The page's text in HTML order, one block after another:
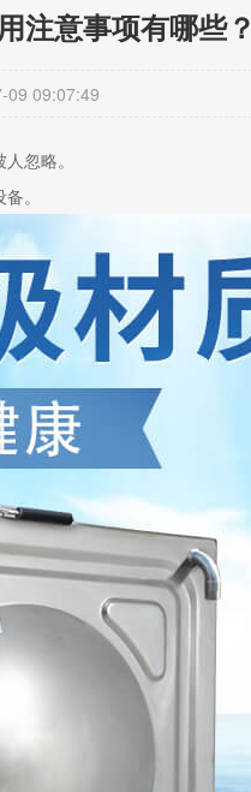
注意事项有哪些？
09 09:07:49
忽略。
。